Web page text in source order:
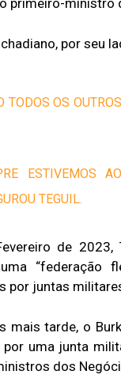
por seu
TODOS OS
ESTIVEMOS
TEGUIL.
de 2023,
“federação
por juntas
mais tarde, o
por uma junta
dos